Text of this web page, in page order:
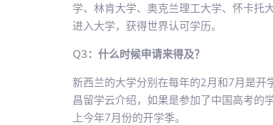
学、林肯大学、奥克兰理工大学、怀卡托
进入大学，获得世界认可学历。
Q3：什么时候申请来得及？
新西兰的大学分别在每年的2月和7月是开
昌留学云介绍，如果是参加了中国高考的
上今年7月份的开学季。